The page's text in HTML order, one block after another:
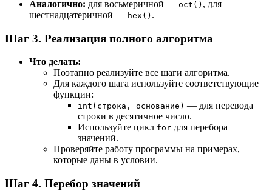
Аналогично: для восьмеричной — oct() , для
шестнадцатеричной — hex() .
Шаг 3. Реализация полного алгоритма
Что делать:
Поэтапно реализуйте все шаги алгоритма.
Для каждого шага используйте соответствующие
функции:
int(строка, основание) — для перевода
строки в десятичное число.
Используйте цикл for для перебора
значений.
Проверяйте работу программы на примерах,
которые даны в условии.
Шаг 4. Перебор значений